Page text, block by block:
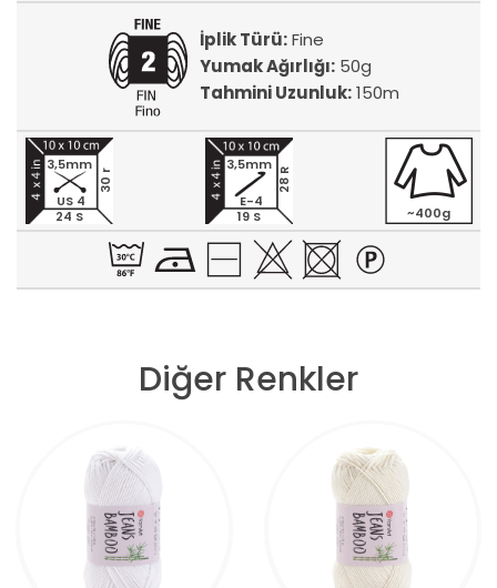
İplik Türü:Fine
Yumak Ağırlığı: 50g
Tahmini Uzunluk:150m
24 S
30 r
3,5mm
US 4
19 S
28 R
3,5mm
E-4
~400g
Diğer Renkler